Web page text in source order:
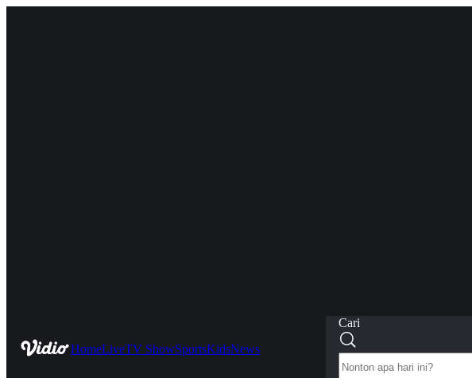
HomeLiveTV ShowSportsKidsNews
Cari